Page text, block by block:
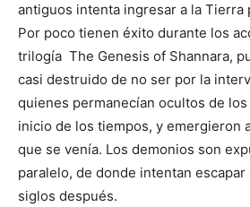
antiguos intenta ingresar a la Tierra
Por poco tienen éxito durante los
trilogía The Genesis of Shannara,
casi destruido de no ser por la
quienes permanecían ocultos de
inicio de los tiempos, y emergieron
que se venía. Los demonios son
paralelo, de donde intentan
siglos después.